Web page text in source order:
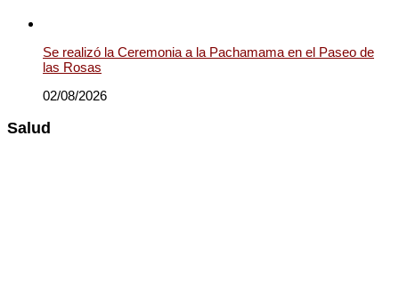
Se realizó la Ceremonia a la Pachamama en el Paseo de
las Rosas
02/08/2026
Salud